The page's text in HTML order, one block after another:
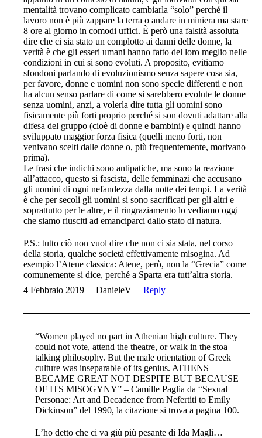
mentalità trovano complicato cambiarla “solo” perché il
lavoro non è più zappare la terra o andare in miniera ma stare
8 ore al giorno in comodi uffici. È però una falsità assoluta
dire che ci sia stato un complotto ai danni delle donne, la
verità è che gli esseri umani hanno fatto del loro meglio nelle
condizioni in cui si sono evoluti. A proposito, evitiamo
sfondoni parlando di evoluzionismo senza sapere cosa sia,
per favore, donne e uomini non sono specie differenti e non
ha alcun senso parlare di come si sarebbero evolute le donne
senza uomini, anzi, a volerla dire tutta gli uomini sono
fisicamente più forti proprio perché si son dovuti adattare alla
difesa del gruppo (cioè di donne e bambini) e quindi hanno
sviluppato maggior forza fisica (quelli meno forti, non
venivano scelti dalle donne o, più frequentemente, morivano
prima).
Le frasi che indichi sono antipatiche, ma sono la reazione
all’attacco, questo sì fascista, delle femminazi che accusano
gli uomini di ogni nefandezza dalla notte dei tempi. La verità
è che per secoli gli uomini si sono sacrificati per gli altri e
soprattutto per le altre, e il ringraziamento lo vediamo oggi
che siamo riusciti ad emanciparci dallo stato di natura.
P.S.: tutto ciò non vuol dire che non ci sia stata, nel corso
della storia, qualche società effettivamente misogina. Ad
esempio l’Atene classica: Atene, però, non la “Grecia” come
comunemente si dice, perché a Sparta era tutt’altra storia.
4 Febbraio 2019
DanieleV Reply
“Women played no part in Athenian high culture. They
could not vote, attend the theatre, or walk in the stoa
talking philosophy. But the male orientation of Greek
culture was inseparable of its genius. ATHENS
BECAME GREAT NOT DESPITE BUT BECAUSE
OF ITS MISOGYNY” – Camille Paglia da “Sexual
Personae: Art and Decadence from Nefertiti to Emily
Dickinson” del 1990, la citazione si trova a pagina 100.
L’ho detto che ci va giù più pesante di Ida Magli…